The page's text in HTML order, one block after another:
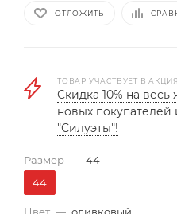
ОТЛОЖИТЬ
ТОВАР УЧАСТВУЕТ В
Скидка 10% на
новых покупателей
"Силуэты"!
Размер — 44
44